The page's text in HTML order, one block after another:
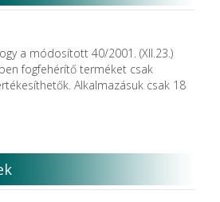
a módosított 40/2001. (XII.23.)
fogfehérítő terméket csak
Alkalmazásuk csak 18